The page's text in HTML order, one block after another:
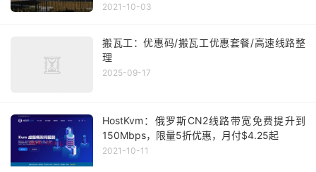
2021-10-03
搬瓦工：优惠码/搬瓦工优惠套餐/高速线路整
理
2025-09-17
HostKvm：俄罗斯CN2线路带宽免费提升到
150Mbps，限量5折优惠，月付$4.25起
2021-10-11